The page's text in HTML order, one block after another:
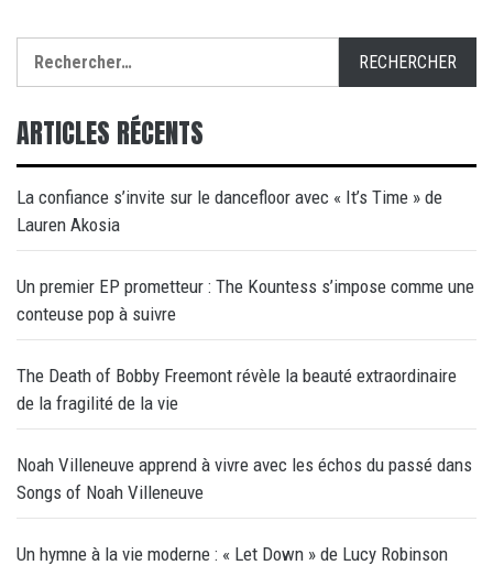
ARTICLES RÉCENTS
La confiance s’invite sur le dancefloor avec « It’s Time » de
Lauren Akosia
Un premier EP prometteur : The Kountess s’impose comme une
conteuse pop à suivre
The Death of Bobby Freemont révèle la beauté extraordinaire
de la fragilité de la vie
Noah Villeneuve apprend à vivre avec les échos du passé dans
Songs of Noah Villeneuve
Un hymne à la vie moderne : « Let Down » de Lucy Robinson